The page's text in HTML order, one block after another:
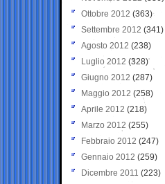
Ottobre 2012 (363)
Settembre 2012 (341)
Agosto 2012 (238)
Luglio 2012 (328)
Giugno 2012 (287)
Maggio 2012 (258)
Aprile 2012 (218)
Marzo 2012 (255)
Febbraio 2012 (247)
Gennaio 2012 (259)
Dicembre 2011 (223)